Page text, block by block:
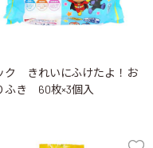
ク きれいにふけたよ！お
ふき 60枚×3個入